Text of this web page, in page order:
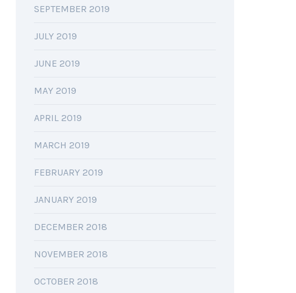
SEPTEMBER 2019
JULY 2019
JUNE 2019
MAY 2019
APRIL 2019
MARCH 2019
FEBRUARY 2019
JANUARY 2019
DECEMBER 2018
NOVEMBER 2018
OCTOBER 2018